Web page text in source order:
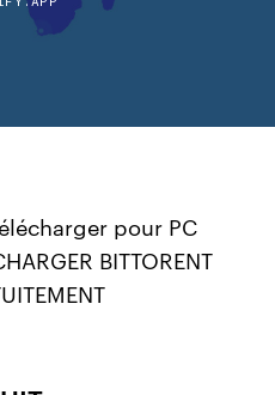
pour PC
BITTORENT